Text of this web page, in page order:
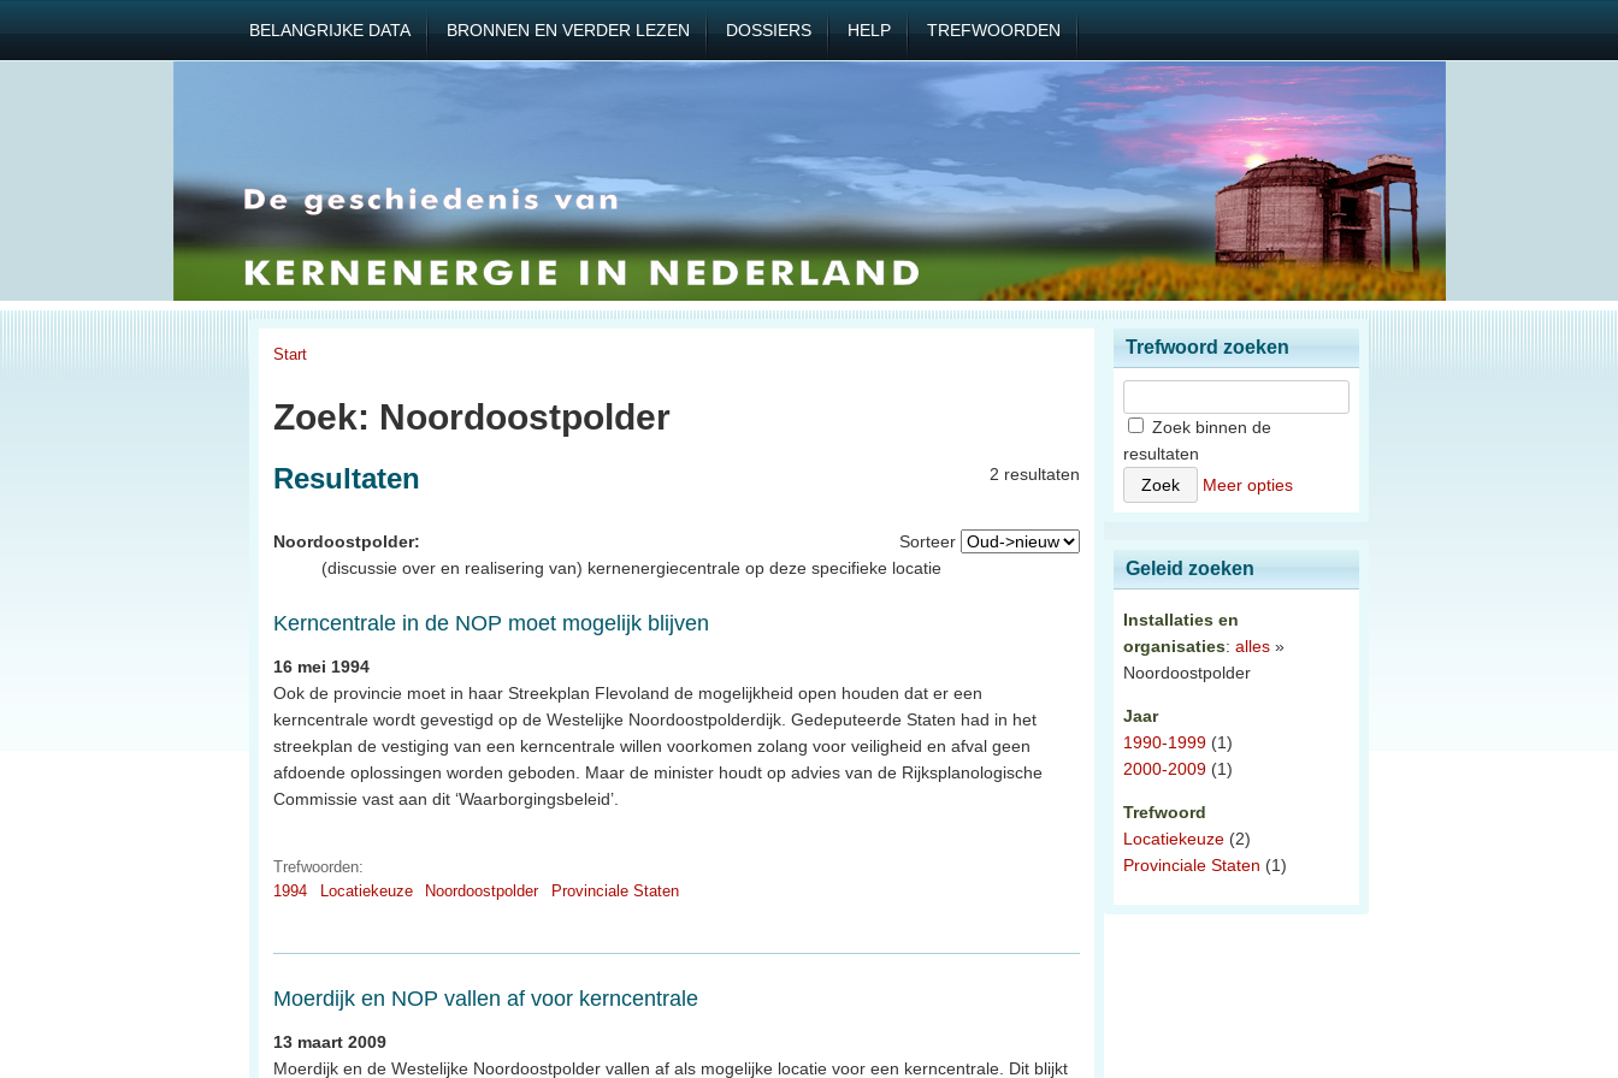
BELANGRIJKE DATA BRONNEN EN VERDER LEZEN DOSSIERS HELP TREFWOORDEN
Start
Zoek: Noordoostpolder
2 resultaten
Resultaten
Sorteer
Noordoostpolder:
(discussie over en realisering van) kernenergiecentrale op deze specifieke locatie
Kerncentrale in de NOP moet mogelijk blijven
16 mei 1994
Ook de provincie moet in haar Streekplan Flevoland de mogelijkheid open houden dat er een
kerncentrale wordt gevestigd op de Westelijke Noordoostpolderdijk. Gedeputeerde Staten had in het
streekplan de vestiging van een kerncentrale willen voorkomen zolang voor veiligheid en afval geen
afdoende oplossingen worden geboden. Maar de minister houdt op advies van de Rijksplanologische
Commissie vast aan dit ‘Waarborgingsbeleid’.
Trefwoorden:
1994
Locatiekeuze Noordoostpolder Provinciale Staten
Moerdijk en NOP vallen af voor kerncentrale
13 maart 2009
Moerdijk en de Westelijke Noordoostpolder vallen af als mogelijke locatie voor een kerncentrale. Dit blijkt
Trefwoord zoeken
Zoek binnen de
resultaten
Meer opties
Geleid zoeken
Installaties en
organisaties: alles »
Noordoostpolder
Jaar
1990-1999 (1)
2000-2009 (1)
Trefwoord
Locatiekeuze (2)
Provinciale Staten (1)